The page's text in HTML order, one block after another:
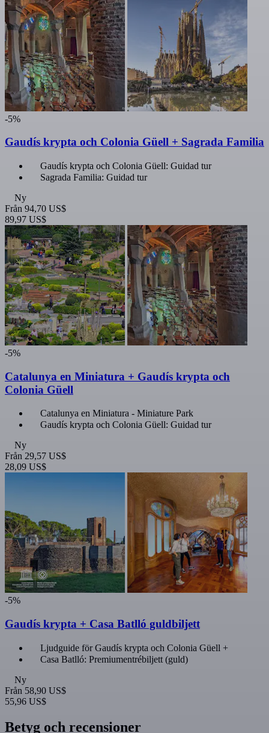
-5%
Gaudís krypta och Colonia Güell + Sagrada Familia
Gaudís krypta och Colonia Güell: Guidad tur
Sagrada Familia: Guidad tur
Ny
Från 94,70 US$
89,97 US$
-5%
Catalunya en Miniatura + Gaudís krypta och
Colonia Güell
Catalunya en Miniatura - Miniature Park
Gaudís krypta och Colonia Güell: Guidad tur
Ny
Från 29,57 US$
28,09 US$
-5%
Gaudís krypta + Casa Batlló guldbiljett
Ljudguide för Gaudís krypta och Colonia Güell +
Casa Batlló: Premiumentrébiljett (guld)
Ny
Från 58,90 US$
55,96 US$
Betyg och recensioner